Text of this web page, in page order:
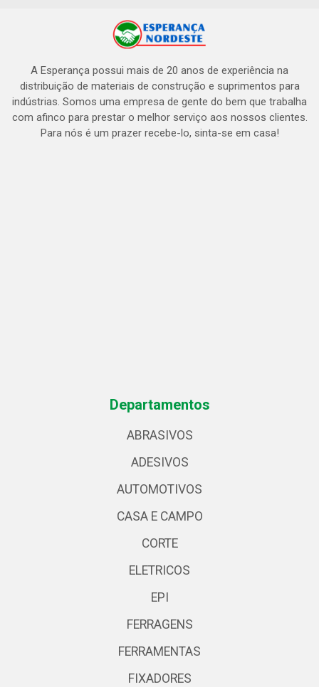
A Esperança possui mais de 20 anos de experiência na
distribuição de materiais de construção e suprimentos para
indústrias. Somos uma empresa de gente do bem que trabalha
com afinco para prestar o melhor serviço aos nossos clientes.
Para nós é um prazer recebe-lo, sinta-se em casa!
Departamentos
ABRASIVOS
ADESIVOS
AUTOMOTIVOS
CASA E CAMPO
CORTE
ELETRICOS
EPI
FERRAGENS
FERRAMENTAS
FIXADORES